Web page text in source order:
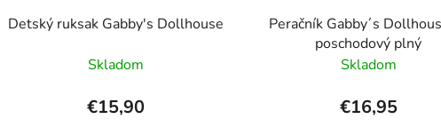
Detský ruksak Gabby's Dollhouse
Skladom
€15,90
Peračník Gabby´s
poschodový plný
Skladom
€16,95